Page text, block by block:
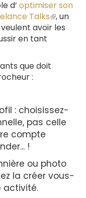
d’ optimiser son
Talks(le
lien
, un
avoir les
en tant
que doit
:
: choisissez-
pas celle
compte
!
ou photo
la créer vous-
activité.